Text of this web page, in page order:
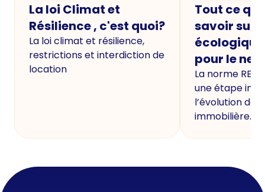
La loi Climat et
Résilience , c'est quoi?
La loi climat et résilience,
restrictions et interdiction de
location
Tout ce
savoir sur
écologique
pour le
La norme
une étape
l’évolution de
immobilière.